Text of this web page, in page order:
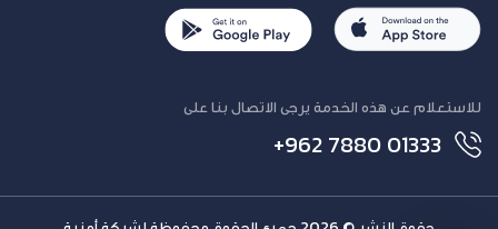
للاستعلام عن هذه الخدمة يرجى الاتصال بنا على
+962 7880 01333